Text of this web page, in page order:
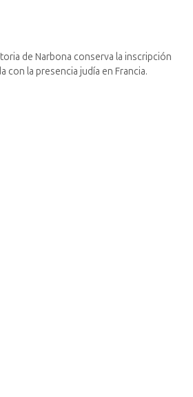
de Narbona conserva la inscripción
con la presencia judía en Francia.